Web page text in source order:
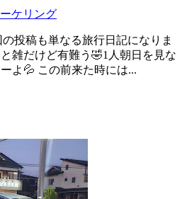
ケリング
投稿も単なる旅行日記になりま
雑だけど有難う🤣1人朝日を見な
よ💦 この前来た時には...